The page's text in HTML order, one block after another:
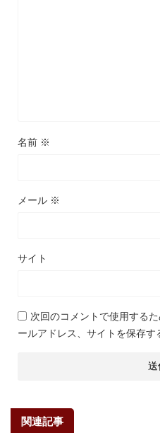
名前 ※
メール ※
サイト
次回のコメントで使用する
ールアドレス、サイトを保存す
関連記事